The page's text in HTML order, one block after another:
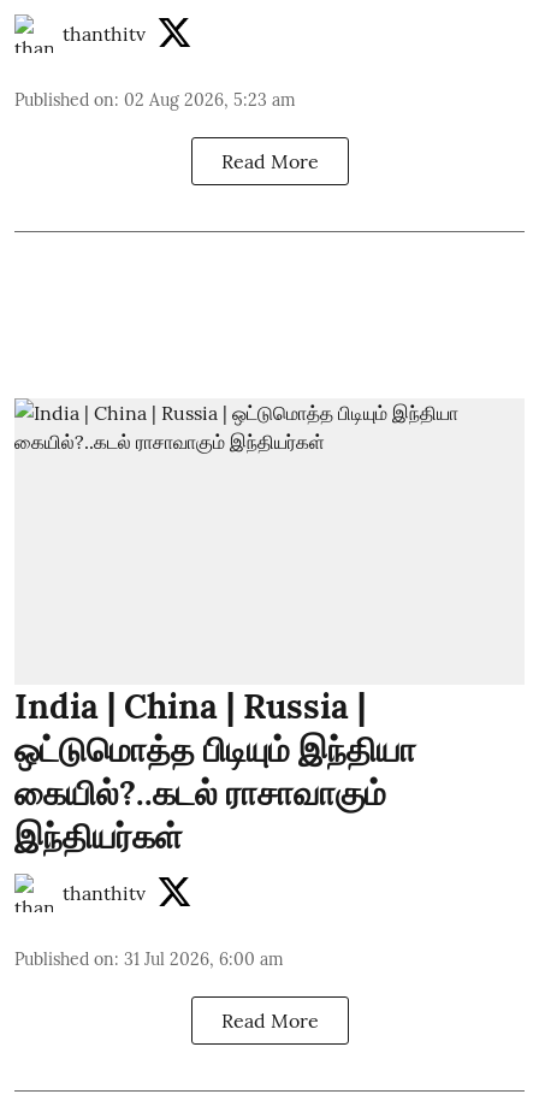
thanthitv
Published on: 02 Aug 2026, 5:23 am
Read More
India | China | Russia |
ஒட்டுமொத்த பிடியும் இந்தியா
கையில்?..கடல் ராசாவாகும்
இந்தியர்கள்
thanthitv
Published on: 31 Jul 2026, 6:00 am
Read More